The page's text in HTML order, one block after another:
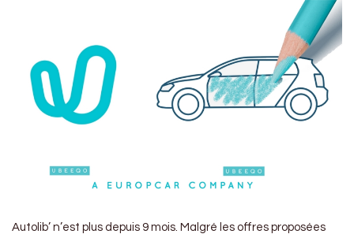
Autolib’ n’est plus depuis 9 mois. Malgré les offres proposées